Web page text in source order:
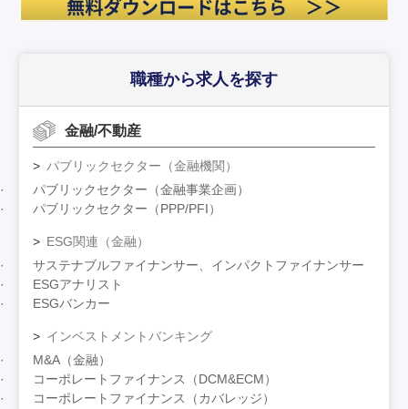
職種から求人を探す
金融/不動産
パブリックセクター（金融機関）
パブリックセクター（金融事業企画）
パブリックセクター（PPP/PFI）
ESG関連（金融）
サステナブルファイナンサー、インパクトファイナンサー
ESGアナリスト
ESGバンカー
インベストメントバンキング
M&A（金融）
コーポレートファイナンス（DCM&ECM）
コーポレートファイナンス（カバレッジ）